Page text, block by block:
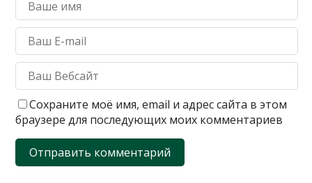
Сохраните моё имя, email и адрес сайта в этом
браузере для последующих моих комментариев